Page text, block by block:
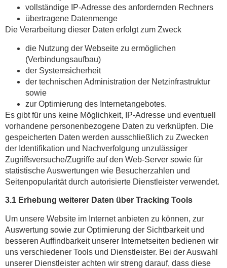
vollständige IP-Adresse des anfordernden Rechners
übertragene Datenmenge
Die Verarbeitung dieser Daten erfolgt zum Zweck
die Nutzung der Webseite zu ermöglichen
(Verbindungsaufbau)
der Systemsicherheit
der technischen Administration der Netzinfrastruktur
sowie
zur Optimierung des Internetangebotes.
Es gibt für uns keine Möglichkeit, IP-Adresse und eventuell
vorhandene personenbezogene Daten zu verknüpfen. Die
gespeicherten Daten werden ausschließlich zu Zwecken
der Identifikation und Nachverfolgung unzulässiger
Zugriffsversuche/Zugriffe auf den Web-Server sowie für
statistische Auswertungen wie Besucherzahlen und
Seitenpopularität durch autorisierte Dienstleister verwendet.
3.1 Erhebung weiterer Daten über Tracking Tools
Um unsere Website im Internet anbieten zu können, zur
Auswertung sowie zur Optimierung der Sichtbarkeit und
besseren Auffindbarkeit unserer Internetseiten bedienen wir
uns verschiedener Tools und Dienstleister. Bei der Auswahl
unserer Dienstleister achten wir streng darauf, dass diese